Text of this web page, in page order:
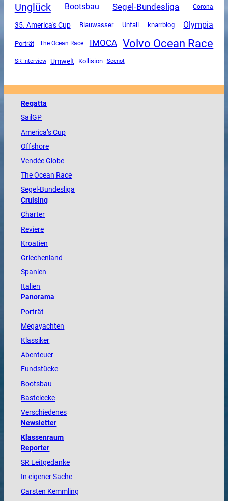
Unglück Bootsbau Segel-Bundesliga Corona
35. America's Cup Blauwasser Unfall knarrblog Olympia
Porträt The Ocean Race IMOCA Volvo Ocean Race
SR-Interview Umwelt Kollision Seenot
Regatta
SailGP
America’s Cup
Offshore
VendéeGlobe
TheOcean Race
Segel-Bundesliga
Cruising
Charter
Reviere
Kroatien
Griechenland
Spanien
Italien
Panorama
Porträt
Megayachten
Klassiker
Abenteuer
Fundstücke
Bootsbau
Bastelecke
Verschiedenes
Newsletter
Klassenraum
Reporter
SR Leitgedanke
In eigener Sache
Carsten Kemmling